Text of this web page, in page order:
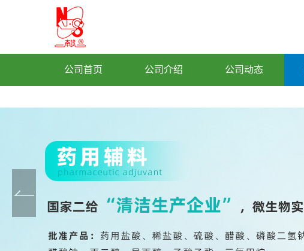
公司首页 公司介绍 公司动态